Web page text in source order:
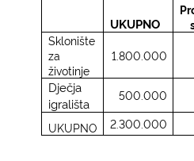
UKUPNO
Sklonište
za
životinje
1.800.000
Dječja
igrališta
500.000
UKUPNO 2.300.000